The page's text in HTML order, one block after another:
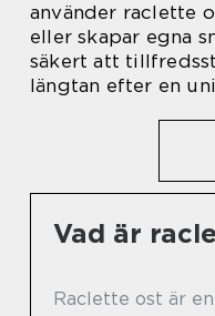
använder raclette
eller skapar egna
säkert att
längtan efter en
Vad är
Raclette ost är